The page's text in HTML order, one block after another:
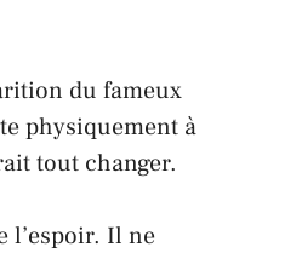
du fameux
physiquement à
tout changer.
l’espoir. Il ne